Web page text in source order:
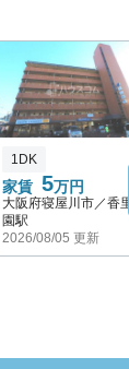
家賃 5万円
1DK
大阪府寝屋川市／香里
園駅
2026/08/05 更新